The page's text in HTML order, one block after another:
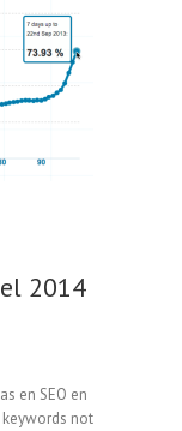
2014
en SEO en
keywords not